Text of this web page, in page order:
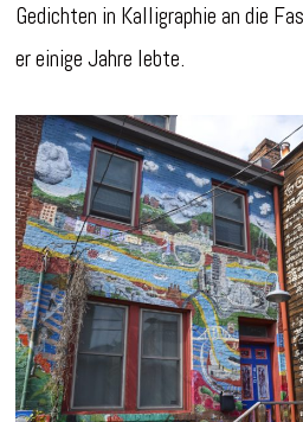
Gedichten in Kalligraphie an die
er einige Jahre lebte.